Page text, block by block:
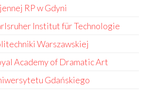
RP w Gdyni
Institut für Technologie
Warszawskiej
Academy of Dramatic Art
Gdańskiego